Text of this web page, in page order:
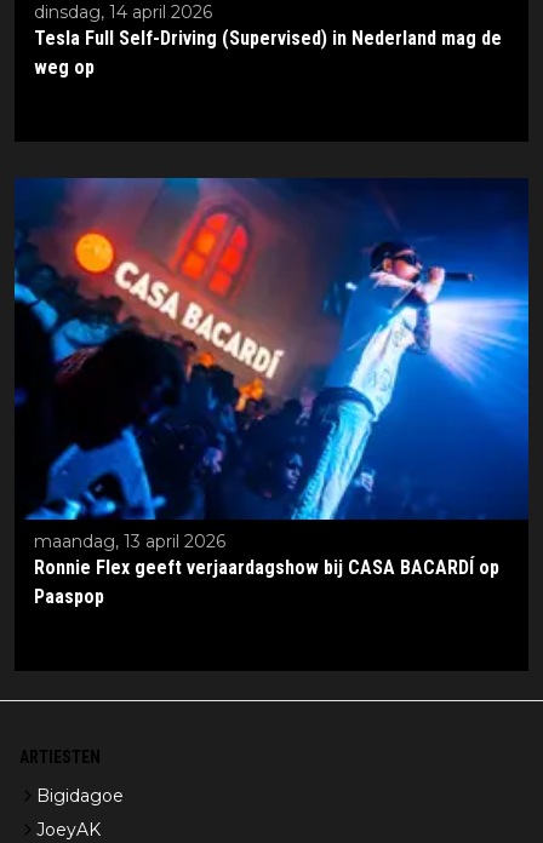
Tesla Full Self-Driving (Supervised) in Nederland mag de
weg op
dinsdag, 14 april 2026
Ronnie Flex geeft verjaardagshow bij CASA BACARDÍ op
Paaspop
maandag, 13 april 2026
ARTIESTEN
Bigidagoe
JoeyAK